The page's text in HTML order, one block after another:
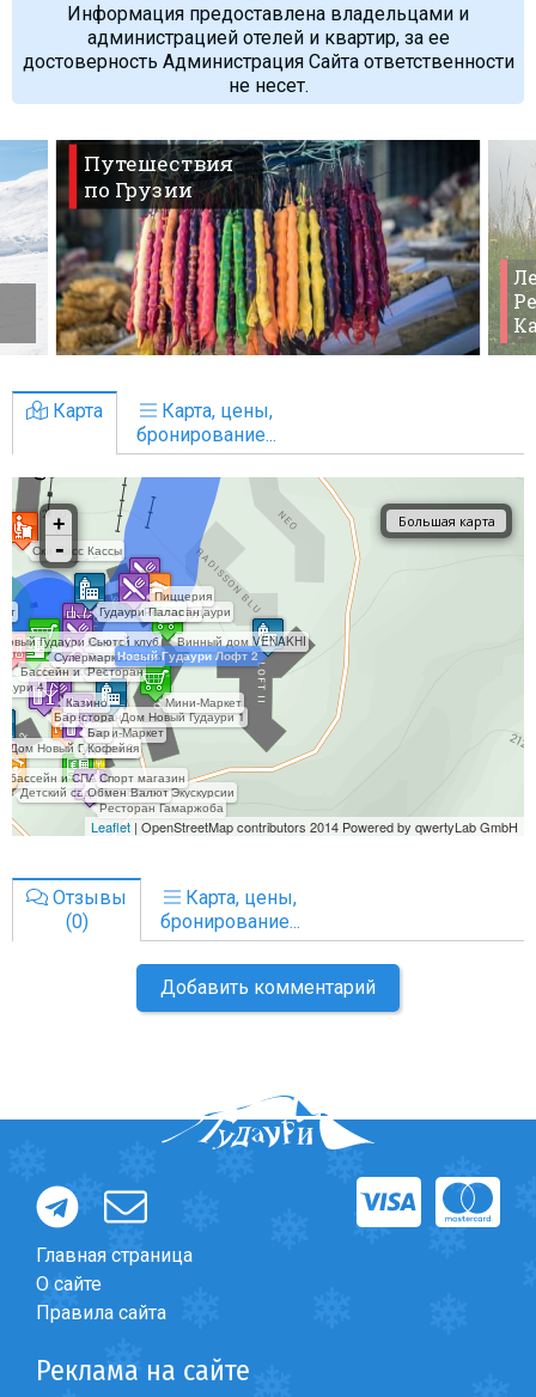
Информация предоставлена владельцами и
администрацией отелей и квартир, за ее
достоверность Администрация Сайта ответственности
не несет.
Путешествия
по Грузии
Карта
Карта, цены,
бронирование...
Отзывы
(0)
Карта, цены,
бронирование...
Добавить комментарий
Главная страница
О сайте
Правила сайта
Реклама на сайте